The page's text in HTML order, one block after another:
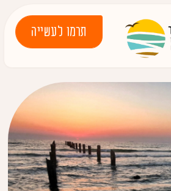
תרמו לעשייה